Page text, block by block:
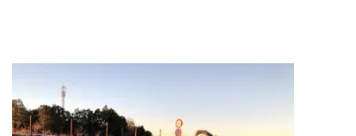
CONTACT